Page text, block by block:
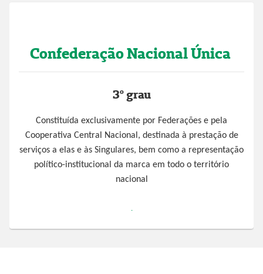
Confederação Nacional Única
3º grau
Constituída exclusivamente por Federações e pela
Cooperativa Central Nacional, destinada à prestação de
serviços a elas e às Singulares, bem como a representação
político-institucional da marca em todo o território
nacional
.